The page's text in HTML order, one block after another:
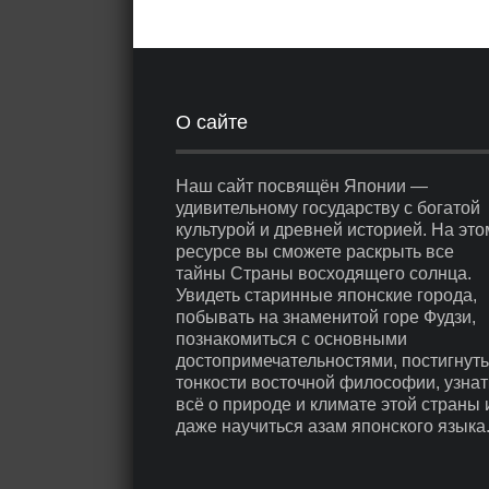
О сайте
Наш сайт посвящён Японии —
удивительному государству с богатой
культурой и древней историей. На
ресурсе вы сможете раскрыть все
тайны Страны восходящего солнца.
Увидеть старинные японские города,
побывать на знаменитой горе Фудзи,
познакомиться с основными
достопримечательностями, постигнуть
тонкости восточной философии,
всё о природе и климате этой страны
даже научиться азам японского языка.